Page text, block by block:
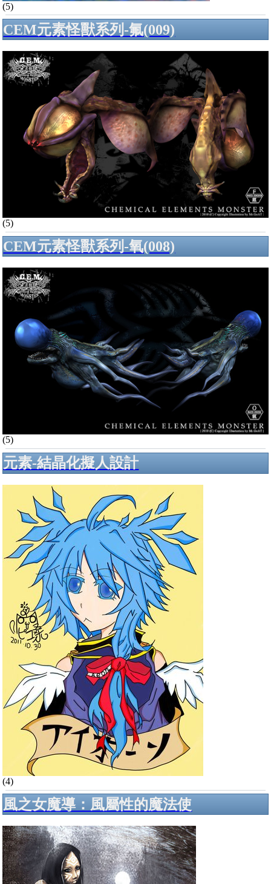
(5)
CEM元素怪獸系列-氟(009)
(5)
CEM元素怪獸系列-氧(008)
(5)
元素-結晶化擬人設計
(4)
風之女魔導：風屬性的魔法使